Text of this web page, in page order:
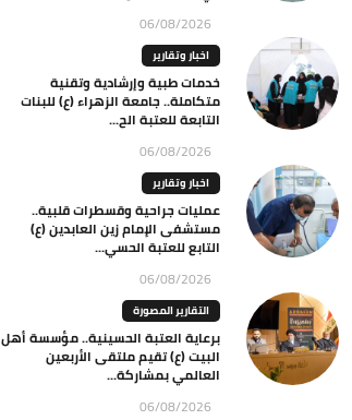
06/08/2026
اخبار وتقارير
خدمات طبية وإرشادية وتقنية
متكاملة.. جامعة الزهراء (ع) للبنات
التابعة للعتبة الح...
06/08/2026
اخبار وتقارير
عمليات جراحية وقسطرات قلبية..
مستشفى الإمام زين العابدين (ع)
التابع للعتبة الحسي...
06/08/2026
التقارير المصورة
برعاية العتبة الحسينية.. مؤسسة أهل
البيت (ع) تقيم ملتقى الأربعين
العالمي بمشاركة...
06/08/2026